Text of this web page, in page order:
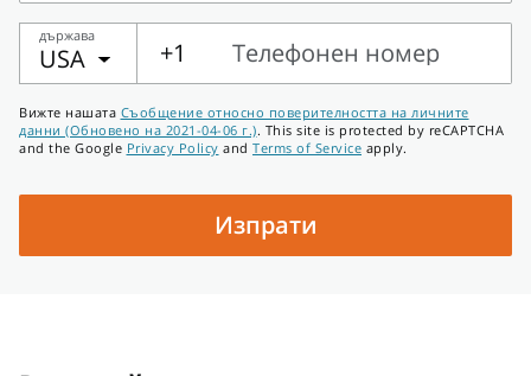
Адрес
държава
USA +1
Телефонен номер
номер
Вижте нашата Съобщение относно поверителността на личните
данни (Обновено на 2021-04-06 г.). This site is protected by reCAPTCHA
and the Google Privacy Policy and Terms of Service apply.
Изпрати